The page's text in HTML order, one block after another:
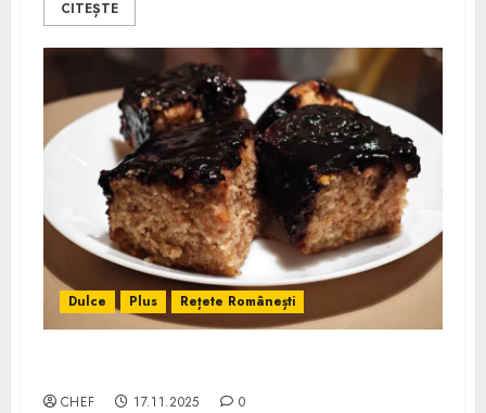
CITEȘTE
Dulce Plus Rețete Românești
CHEF 17.11.2025 0